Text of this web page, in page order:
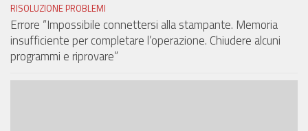
RISOLUZIONE PROBLEMI
Errore “Impossibile connettersi alla stampante. Memoria
insufficiente per completare l’operazione. Chiudere alcuni
programmi e riprovare”